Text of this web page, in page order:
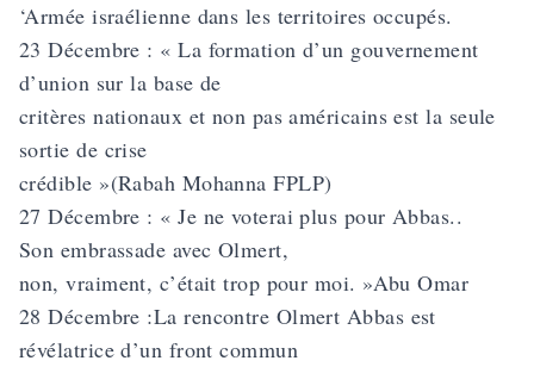
‘Armée israélienne dans les territoires occupés.
23 Décembre : « La formation d’un gouvernement
d’union sur la base de
critères nationaux et non pas américains est la seule
sortie de crise
crédible »(Rabah Mohanna FPLP)
27 Décembre : « Je ne voterai plus pour Abbas..
Son embrassade avec Olmert,
non, vraiment, c’était trop pour moi. »Abu Omar
28 Décembre :La rencontre Olmert Abbas est
révélatrice d’un front commun